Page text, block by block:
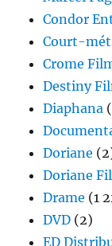
Condor
Court-
Crome
Destiny
Diaphana
Doriane
Doriane
Drame (1
DVD (2)
ED